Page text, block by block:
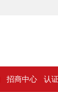
招商中心 认